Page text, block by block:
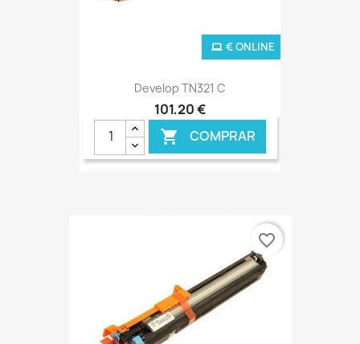
Develop TN321 C
101,20 €
 COMPRAR
€ ONLINE
favorite_border